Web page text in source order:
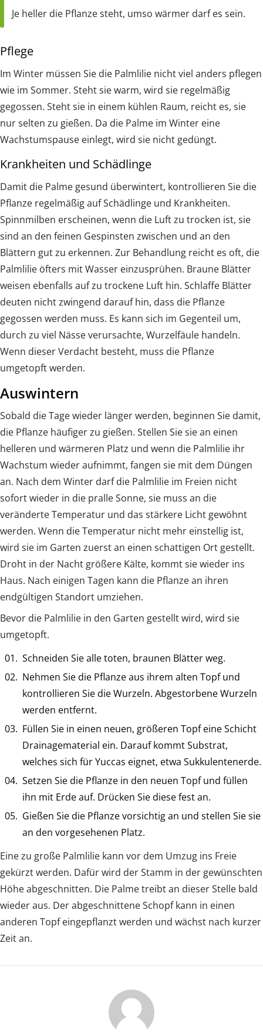
Je heller die Pflanze steht, umso wärmer darf es sein.
Pflege
Im Winter müssen Sie die Palmlilie nicht viel anders pflegen
wie im Sommer. Steht sie warm, wird sie regelmäßig
gegossen. Steht sie in einem kühlen Raum, reicht es, sie
nur selten zu gießen. Da die Palme im Winter eine
Wachstumspause einlegt, wird sie nicht gedüngt.
Krankheiten und Schädlinge
Damit die Palme gesund überwintert, kontrollieren Sie die
Pflanze regelmäßig auf Schädlinge und Krankheiten.
Spinnmilben erscheinen, wenn die Luft zu trocken ist, sie
sind an den feinen Gespinsten zwischen und an den
Blättern gut zu erkennen. Zur Behandlung reicht es oft, die
Palmlilie öfters mit Wasser einzusprühen. Braune Blätter
weisen ebenfalls auf zu trockene Luft hin. Schlaffe Blätter
deuten nicht zwingend darauf hin, dass die Pflanze
gegossen werden muss. Es kann sich im Gegenteil um,
durch zu viel Nässe verursachte, Wurzelfäule handeln.
Wenn dieser Verdacht besteht, muss die Pflanze
umgetopft werden.
Auswintern
Sobald die Tage wieder länger werden, beginnen Sie damit,
die Pflanze häufiger zu gießen. Stellen Sie sie an einen
helleren und wärmeren Platz und wenn die Palmlilie ihr
Wachstum wieder aufnimmt, fangen sie mit dem Düngen
an. Nach dem Winter darf die Palmlilie im Freien nicht
sofort wieder in die pralle Sonne, sie muss an die
veränderte Temperatur und das stärkere Licht gewöhnt
werden. Wenn die Temperatur nicht mehr einstellig ist,
wird sie im Garten zuerst an einen schattigen Ort gestellt.
Droht in der Nacht größere Kälte, kommt sie wieder ins
Haus. Nach einigen Tagen kann die Pflanze an ihren
endgültigen Standort umziehen.
Bevor die Palmlilie in den Garten gestellt wird, wird sie
umgetopft.
Schneiden Sie alle toten, braunen Blätter weg.
Nehmen Sie die Pflanze aus ihrem alten Topf und
kontrollieren Sie die Wurzeln. Abgestorbene Wurzeln
werden entfernt.
Füllen Sie in einen neuen, größeren Topf eine Schicht
Drainagematerial ein. Darauf kommt Substrat,
welches sich für Yuccas eignet, etwa Sukkulentenerde.
Setzen Sie die Pflanze in den neuen Topf und füllen
ihn mit Erde auf. Drücken Sie diese fest an.
Gießen Sie die Pflanze vorsichtig an und stellen Sie sie
an den vorgesehenen Platz.
Eine zu große Palmlilie kann vor dem Umzug ins Freie
gekürzt werden. Dafür wird der Stamm in der gewünschten
Höhe abgeschnitten. Die Palme treibt an dieser Stelle bald
wieder aus. Der abgeschnittene Schopf kann in einen
anderen Topf eingepflanzt werden und wächst nach kurzer
Zeit an.